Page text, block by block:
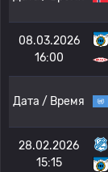
08.03.2026
16:00
Дата / Время
28.02.2026
15:15